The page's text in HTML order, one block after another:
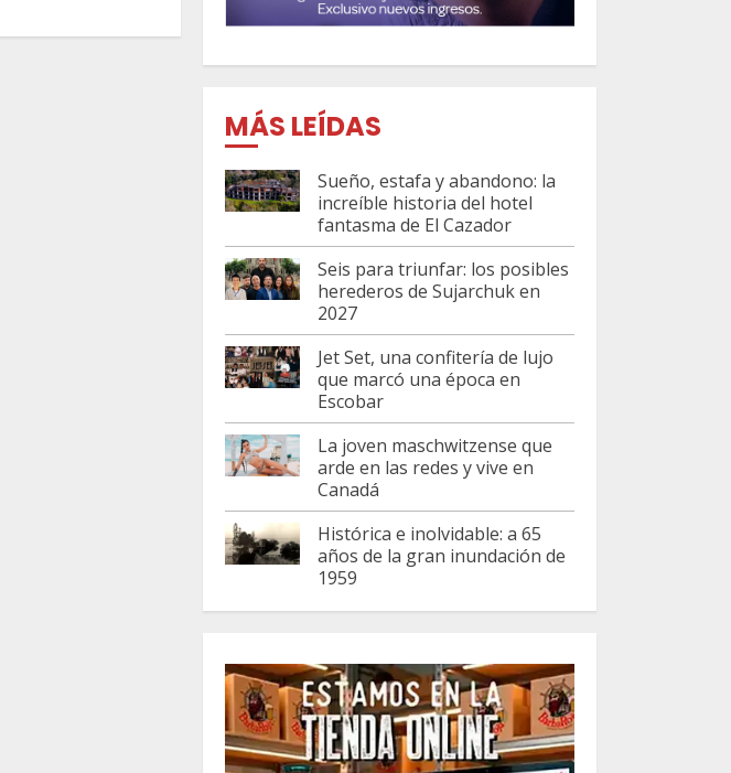
MÁS LEÍDAS
Sueño, estafa y abandono: la
increíble historia del hotel
fantasma de El Cazador
Seis para triunfar: los posibles
herederos de Sujarchuk en
2027
Jet Set, una confitería de lujo
que marcó una época en
Escobar
La joven maschwitzense que
arde en las redes y vive en
Canadá
Histórica e inolvidable: a 65
años de la gran inundación de
1959